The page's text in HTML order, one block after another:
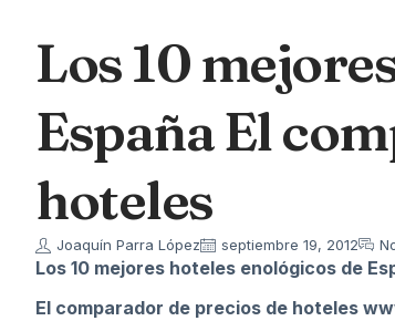
Los 10
España El
hoteles
Joaquín Parra López septiembre 19, 2012
Los 10 mejores hoteles enológicos de
El comparador de precios de hoteles